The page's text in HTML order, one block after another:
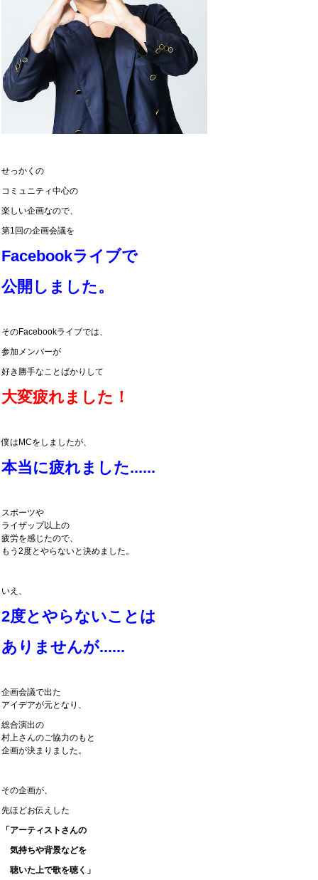
せっかくの
コミュニティ中心の
楽しい企画なので、
第1回の企画会議を
Facebookライブで
公開しました。
そのFacebookライブでは、
参加メンバーが
好き勝手なことばかりして
大変疲れました！
僕はMCをしましたが、
本当に疲れました......
スポーツや
ライザップ以上の
疲労を感じたので、
もう2度とやらないと決めました。
いえ、
2度とやらないことは
ありませんが......
企画会議で出た
アイデアが元となり、
総合演出の
村上さんのご協力のもと
企画が決まりました。
その企画が、
先ほどお伝えした
「アーティストさんの
気持ちや背景などを
聴いた上で歌を聴く」